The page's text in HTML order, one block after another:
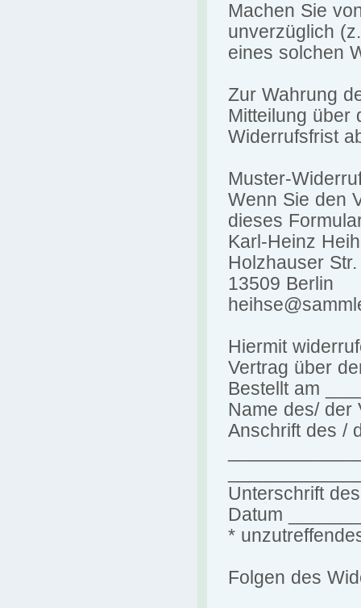
Machen Sie
unverzüglich
eines solchen
Zur Wahrung
Mitteilung über
Widerrufsfrist
Muster-
Wenn Sie den
dieses
Karl-Heinz
Holzhauser
13509 Berlin
Hiermit
Vertrag über
Bestellt am
Name des/ der
Anschrift des /
Unterschrift
Datum
*
Folgen des